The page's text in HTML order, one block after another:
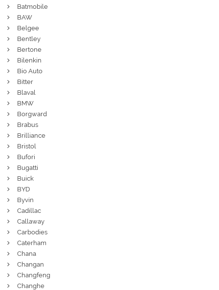
Batmobile
BAW
Belgee
Bentley
Bertone
Bilenkin
Bio Auto
Bitter
Blaval
BMW
Borgward
Brabus
Brilliance
Bristol
Bufori
Bugatti
Buick
BYD
Byvin
Cadillac
Callaway
Carbodies
Caterham
Chana
Changan
Changfeng
Changhe